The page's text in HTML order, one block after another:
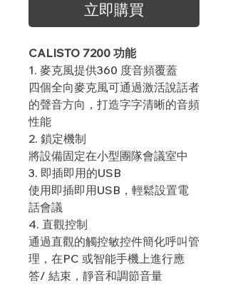
立即購買
CALISTO 7200 功能
1. 麥克風提供360 度音頻覆蓋
四個全向麥克風可通過激活說話者
的聲音方向，打造字字清晰的音頻
性能
2. 鎖定機制
將設備固定在小型團隊會議室中
3. 即插即用的USB
使用即插即用USB，輕鬆設置電
話會議
4. 直觀控制
通過直觀的觸控敏控件簡化呼叫管
理，在PC 或智能手機上進行應
答/ 結束，靜音和調節音量